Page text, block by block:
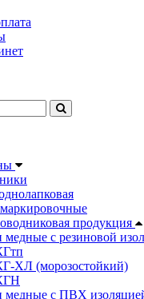
продукция
медные с резиновой
ХЛ (морозостойкий)
медные с ПВХ